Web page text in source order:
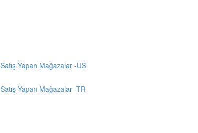
Yapan Mağazalar -US
Yapan Mağazalar -TR